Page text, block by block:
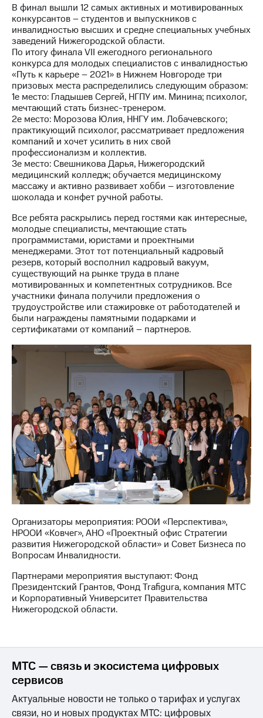
В финал вышли 12 самых активных и мотивированных
конкурсантов – студентов и выпускников с
инвалидностью высших и средне специальных учебных
заведений Нижегородской области.
По итогу финала VII ежегодного регионального
конкурса для молодых специалистов с инвалидностью
«Путь к карьере – 2021» в Нижнем Новгороде три
призовых места распределились следующим образом:
1е место: Гладышев Сергей, НГПУ им. Минина; психолог,
мечтающий стать бизнес-тренером.
2е место: Морозова Юлия, ННГУ им. Лобачевского;
практикующий психолог, рассматривает предложения
компаний и хочет усилить в них свой
профессионализм и коллектив.
3е место: Свешникова Дарья, Нижегородский
медицинский колледж; обучается медицинскому
массажу и активно развивает хобби – изготовление
шоколада и конфет ручной работы.
Все ребята раскрылись перед гостями как интересные,
молодые специалисты, мечтающие стать
программистами, юристами и проектными
менеджерами. Этот тот потенциальный кадровый
резерв, который восполнил кадровый вакуум,
существующий на рынке труда в плане
мотивированных и компетентных сотрудников. Все
участники финала получили предложения о
трудоустройстве или стажировке от работодателей и
были награждены памятными подарками и
сертификатами от компаний – партнеров.
Организаторы мероприятия: РООИ «Перспектива»,
НРООИ «Ковчег», АНО «Проектный офис Стратегии
развития Нижегородской области» и Совет Бизнеса по
Вопросам Инвалидности.
Партнерами мероприятия выступают: Фонд
Президентский Грантов, Фонд Trafigura, компания МТС
и Корпоративный Университет Правительства
Нижегородской области.
МТС — связь и экосистема цифровых
сервисов
Актуальные новости не только о тарифах и услугах
связи, но и новых продуктах МТС: цифровых